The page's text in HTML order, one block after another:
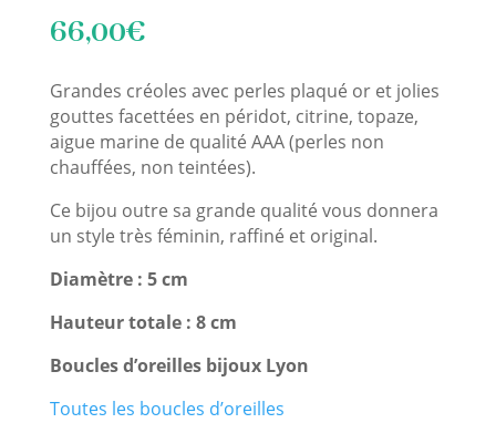
66,00€
Grandes créoles avec perles plaqué or et jolies
gouttes facettées en péridot, citrine, topaze,
aigue marine de qualité AAA (perles non
chauffées, non teintées).
Ce bijou outre sa grande qualité vous donnera
un style très féminin, raffiné et original.
Diamètre : 5 cm
Hauteur totale : 8 cm
Boucles d’oreilles bijoux Lyon
Toutes les boucles d’oreilles